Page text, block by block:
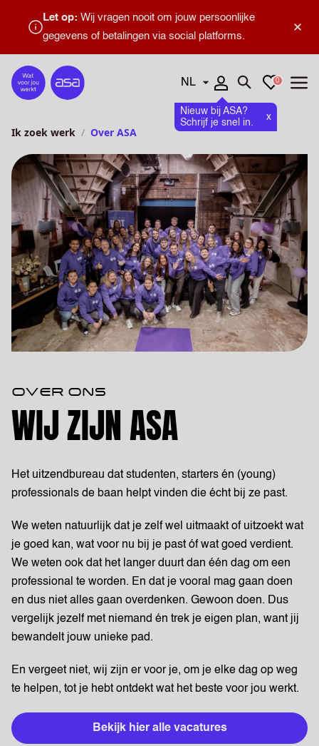
×
Let op: Wij vragen nooit om jouw persoonlijke
gegevens of betalingen via social platforms.
Home
Talen
Nieuw bij ASA?
Schrijf je snel in.
x
Zoeken openen
Favorieten
0
Ik zoek werk Over ASA
WIJ ZIJN ASA
OVER ONS
Het uitzendbureau dat studenten, starters én (young)
professionals de baan helpt vinden die écht bij ze past.
We weten natuurlijk dat je zelf wel uitmaakt of uitzoekt wat
je goed kan, wat voor nu bij je past óf wat goed verdient.
We weten ook dat het langer duurt dan één dag om een
professional te worden. En dat je vooral mag gaan doen
en dus niet alles gaan overdenken. Gewoon doen. Dus
vergelijk jezelf met niemand én trek je eigen plan, want jij
bewandelt jouw unieke pad.
En vergeet niet, wij zijn er voor je, om je elke dag op weg
te helpen, tot je hebt ontdekt wat het beste voor jou werkt.
Bekijk hier alle vacatures